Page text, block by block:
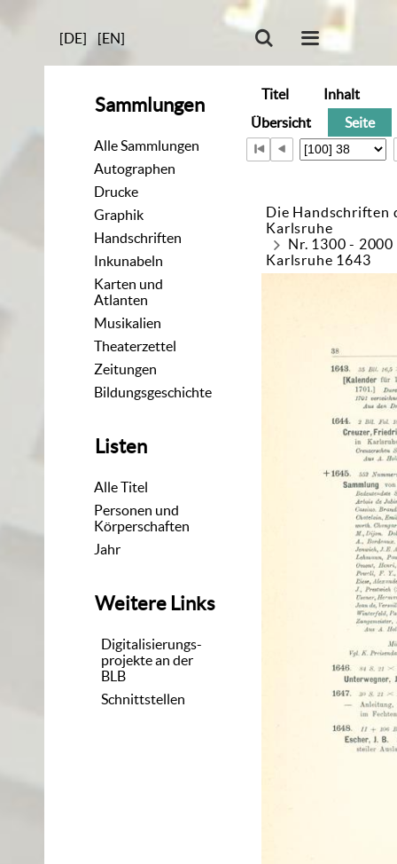
[DE] [EN]
Sammlungen
Alle Sammlungen
Autographen
Drucke
Graphik
Handschriften
Inkunabeln
Karten und
Atlanten
Musikalien
Theaterzettel
Zeitungen
Bildungsgeschichte
Listen
Alle Titel
Personen und
Körperschaften
Jahr
Weitere Links
Digitalisierungs-
projekte an der
BLB
Schnittstellen
Titel
Inhalt
Übersicht
Seite
Die Handschriften
Karlsruhe
Nr. 1300 - 2000
Karlsruhe 1643